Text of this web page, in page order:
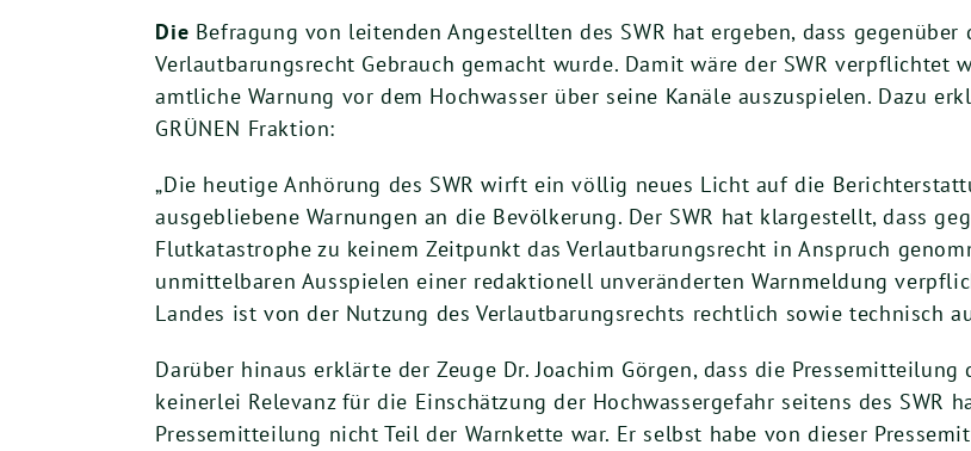
Die Befragung von leitenden Angestellten des SWR hat ergeben, dass
Verlautbarungsrecht Gebrauch gemacht wurde. Damit wäre der SWR verpflichtet
amtliche Warnung vor dem Hochwasser über seine Kanäle auszuspielen. Dazu
GRÜNEN Fraktion:
„Die heutige Anhörung des SWR wirft ein völlig neues Licht auf die
ausgebliebene Warnungen an die Bevölkerung. Der SWR hat klargestellt, dass
Flutkatastrophe zu keinem Zeitpunkt das Verlautbarungsrecht in Anspruch
unmittelbaren Ausspielen einer redaktionell unveränderten Warnmeldung
Landes ist von der Nutzung des Verlautbarungsrechts rechtlich sowie technisch
Darüber hinaus erklärte der Zeuge Dr. Joachim Görgen, dass die
keinerlei Relevanz für die Einschätzung der Hochwassergefahr seitens des SWR
Pressemitteilung nicht Teil der Warnkette war. Er selbst habe von dieser